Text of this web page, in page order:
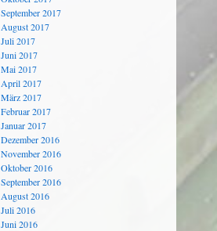
September 2017
August 2017
Juli 2017
Juni 2017
Mai 2017
April 2017
März 2017
Februar 2017
Januar 2017
Dezember 2016
November 2016
Oktober 2016
September 2016
August 2016
Juli 2016
Juni 2016